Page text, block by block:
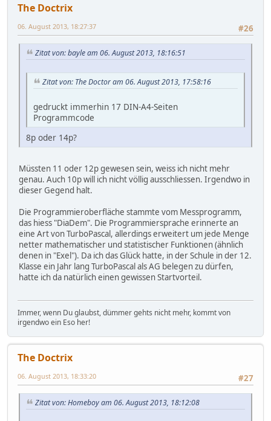
The Doctrix
#26
06. August 2013, 18:27:37
Zitat von: bayle am 06. August 2013, 18:16:51
Zitat von: The Doctor am 06. August 2013, 17:58:16
gedruckt immerhin 17 DIN-A4-Seiten
Programmcode
8p oder 14p?
Müssten 11 oder 12p gewesen sein, weiss ich nicht mehr
genau. Auch 10p will ich nicht völlig ausschliessen. Irgendwo in
dieser Gegend halt.
Die Programmieroberfläche stammte vom Messprogramm,
das hiess "DiaDem". Die Programmiersprache erinnerte an
eine Art von TurboPascal, allerdings erweitert um jede Menge
netter mathematischer und statistischer Funktionen (ähnlich
denen in "Exel"). Da ich das Glück hatte, in der Schule in der 12.
Klasse ein Jahr lang TurboPascal als AG belegen zu dürfen,
hatte ich da natürlich einen gewissen Startvorteil.
Immer, wenn Du glaubst, dümmer gehts nicht mehr, kommt von
irgendwo ein Eso her!
The Doctrix
#27
06. August 2013, 18:33:20
Zitat von: Homeboy am 06. August 2013, 18:12:08